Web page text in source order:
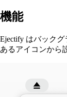
機能
Ejectify はバック
あるアイコンから